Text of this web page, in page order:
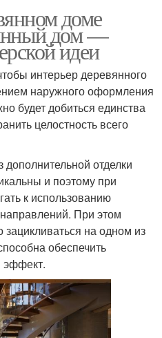
доме
дом —
идеи
интерьер деревянного
наружного оформления
будет добиться единства
целостность всего
отделки
и поэтому при
к использованию
При этом
на одном из
обеспечить
эффект.